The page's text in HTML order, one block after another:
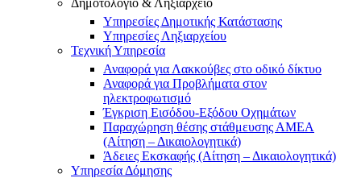
Δημοτολόγιο & Ληξιαρχείο
Υπηρεσίες Δημοτικής Κατάστασης
Υπηρεσίες Ληξιαρχείου
Τεχνική Υπηρεσία
Αναφορά για Λακκούβες στο οδικό δίκτυο
Αναφορά για Προβλήματα στον
ηλεκτροφωτισμό
Έγκριση Εισόδου-Εξόδου Οχημάτων
Παραχώρηση θέσης στάθμευσης ΑΜΕΑ
(Αίτηση – Δικαιολογητικά)
Άδειες Εκσκαφής (Αίτηση – Δικαιολογητικά)
Υπηρεσία Δόμησης